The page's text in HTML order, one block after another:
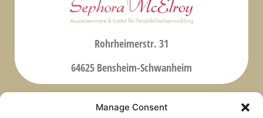
Manage Consent
Rohrheimerstr. 31
64625 Bensheim-Schwanheim